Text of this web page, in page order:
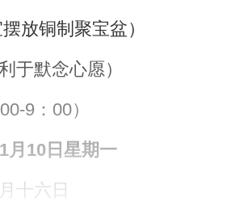
放铜制聚宝盆）
于默念心愿）
9：00）
月10日星期一
十六日